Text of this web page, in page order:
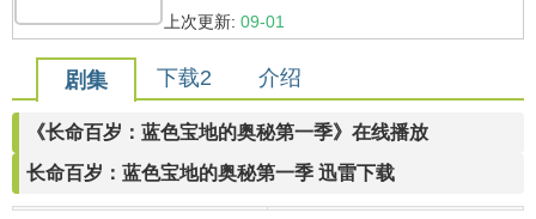
上次更新: 09-01
剧集 下载2 介绍
《长命百岁：蓝色宝地的奥秘第一季》在线播放
长命百岁：蓝色宝地的奥秘第一季 迅雷下载